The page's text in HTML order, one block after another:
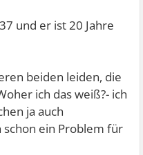
und er ist 20 Jahre
beiden leiden, die
ich das weiß?- ich
ja auch
ein Problem für